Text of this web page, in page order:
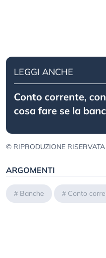
LEGGI ANCHE
Conto corrente,
cosa fare se la
© RIPRODUZIONE RISERVATA
ARGOMENTI
# Banche # Conto